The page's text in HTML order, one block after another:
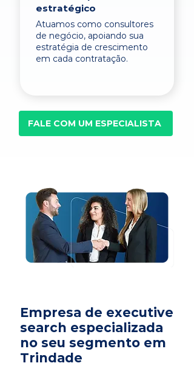
estratégico
Atuamos como consultores
de negócio, apoiando sua
estratégia de crescimento
em cada contratação.
FALE COM UM ESPECIALISTA
Empresa de executive
search especializada
no seu segmento em
Trindade